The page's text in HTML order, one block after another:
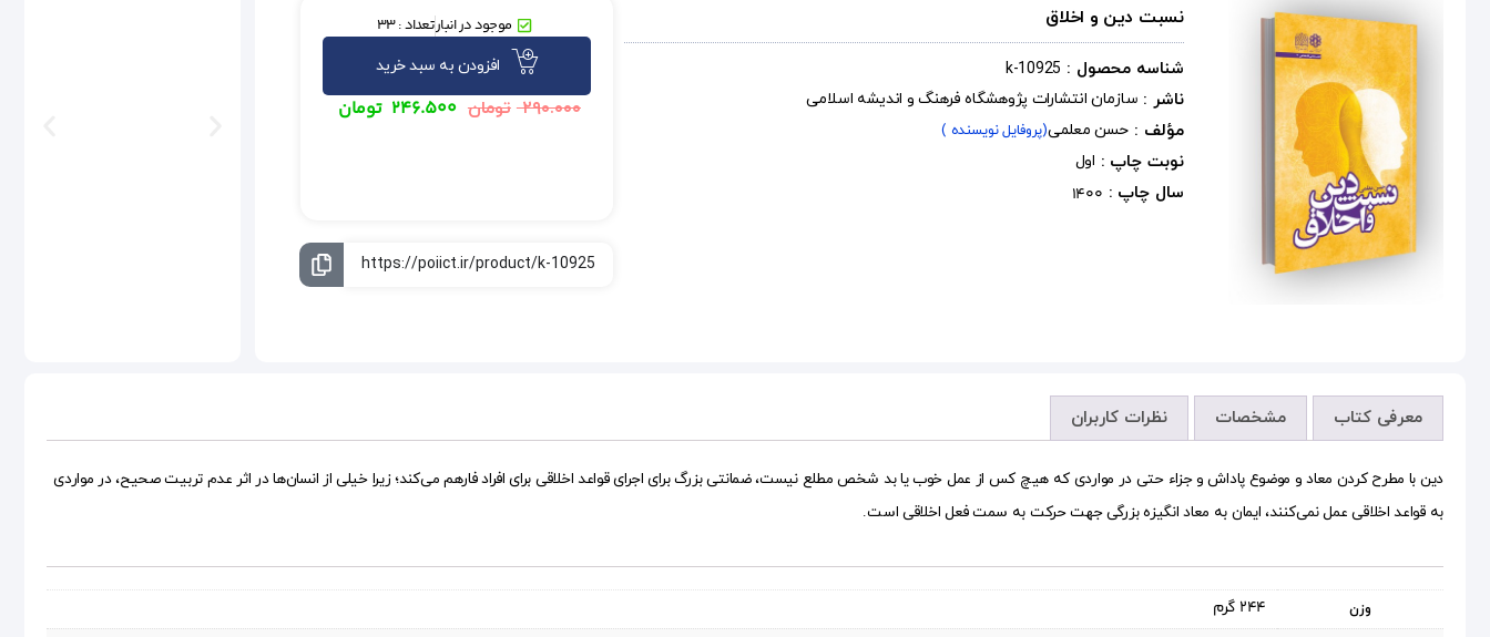
نسبت دین و اخلاق
شناسه محصول : k-10925
ناشر : سازمان انتشارات پژوهشگاه فرهنگ و اندیشه اسلامی
مؤلف : حسن معلمی(پروفایل نویسنده )
نوبت چاپ : اول
سال چاپ : 1400
موجود در انبارتعداد : 33
افزودن به سبد خرید
۲۹۰.۰۰۰ تومان ۲۴۶.۵۰۰ تومان
معرفی کتاب مشخصات نظرات کاربران
دین با مطرح کردن معاد و موضوع پاداش و جزاء حتی در مواردی که هیچ کس از عمل خوب یا بد شخص مطلع نیست، ضمانتی بزرگ برای اجرای قواعد اخلاقی برای افراد فارهم می‌کند؛ زیرا خیلی از انسان‌ها در اثر عدم تربیت صحیح، در مواردی
به قواعد اخلاقی عمل نمی‌کنند، ایمان به معاد انگیزه بزرگی جهت حرکت به سمت فعل اخلاقی است.
وزن 244 گرم